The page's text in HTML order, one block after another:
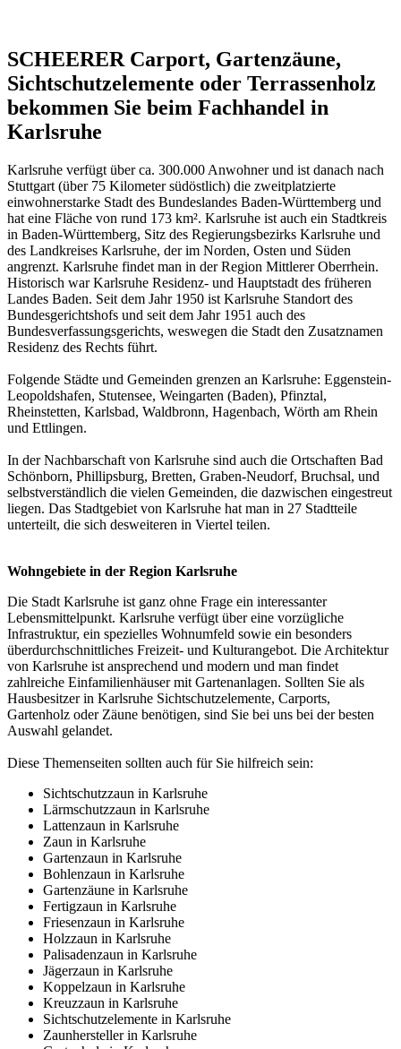
SCHEERER Carport, Gartenzäune,
Sichtschutzelemente oder Terrassenholz
bekommen Sie beim Fachhandel in
Karlsruhe
Karlsruhe verfügt über ca. 300.000 Anwohner und ist danach nach
Stuttgart (über 75 Kilometer südöstlich) die zweitplatzierte
einwohnerstarke Stadt des Bundeslandes Baden-Württemberg und
hat eine Fläche von rund 173 km². Karlsruhe ist auch ein Stadtkreis
in Baden-Württemberg, Sitz des Regierungsbezirks Karlsruhe und
des Landkreises Karlsruhe, der im Norden, Osten und Süden
angrenzt. Karlsruhe findet man in der Region Mittlerer Oberrhein.
Historisch war Karlsruhe Residenz- und Hauptstadt des früheren
Landes Baden. Seit dem Jahr 1950 ist Karlsruhe Standort des
Bundesgerichtshofs und seit dem Jahr 1951 auch des
Bundesverfassungsgerichts, weswegen die Stadt den Zusatznamen
Residenz des Rechts führt.
Folgende Städte und Gemeinden grenzen an Karlsruhe: Eggenstein-
Leopoldshafen, Stutensee, Weingarten (Baden), Pfinztal,
Rheinstetten, Karlsbad, Waldbronn, Hagenbach, Wörth am Rhein
und Ettlingen.
In der Nachbarschaft von Karlsruhe sind auch die Ortschaften Bad
Schönborn, Phillipsburg, Bretten, Graben-Neudorf, Bruchsal, und
selbstverständlich die vielen Gemeinden, die dazwischen eingestreut
liegen. Das Stadtgebiet von Karlsruhe hat man in 27 Stadtteile
unterteilt, die sich desweiteren in Viertel teilen.
Wohngebiete in der Region Karlsruhe
Die Stadt Karlsruhe ist ganz ohne Frage ein interessanter
Lebensmittelpunkt. Karlsruhe verfügt über eine vorzügliche
Infrastruktur, ein spezielles Wohnumfeld sowie ein besonders
überdurchschnittliches Freizeit- und Kulturangebot. Die Architektur
von Karlsruhe ist ansprechend und modern und man findet
zahlreiche Einfamilienhäuser mit Gartenanlagen. Sollten Sie als
Hausbesitzer in Karlsruhe Sichtschutzelemente, Carports,
Gartenholz oder Zäune benötigen, sind Sie bei uns bei der besten
Auswahl gelandet.
Diese Themenseiten sollten auch für Sie hilfreich sein:
Sichtschutzzaun in Karlsruhe
Lärmschutzzaun in Karlsruhe
Lattenzaun in Karlsruhe
Zaun in Karlsruhe
Gartenzaun in Karlsruhe
Bohlenzaun in Karlsruhe
Gartenzäune in Karlsruhe
Fertigzaun in Karlsruhe
Friesenzaun in Karlsruhe
Holzzaun in Karlsruhe
Palisadenzaun in Karlsruhe
Jägerzaun in Karlsruhe
Koppelzaun in Karlsruhe
Kreuzzaun in Karlsruhe
Sichtschutzelemente in Karlsruhe
Zaunhersteller in Karlsruhe